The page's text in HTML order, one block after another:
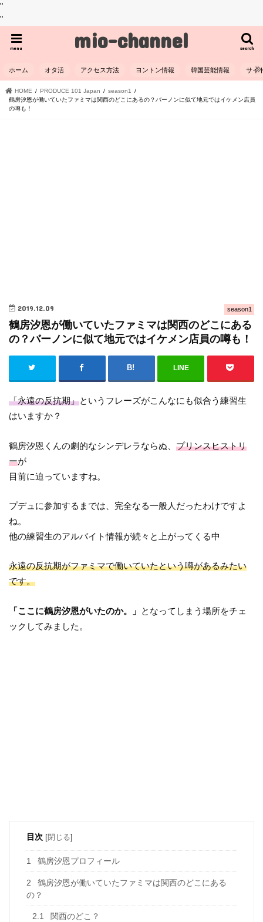
"
"
mio-channel search
menu
ホーム オタ活 アクセス方法 ヨントン情報 韓国芸能情報 サイ
HOME PRODUCE 101 Japan
season1
鶴房汐恩が働いていたファミマは関西のどこにあるの？バーノンに似て地元ではイケメン店員
の噂も！
season1
2019.12.09
鶴房汐恩が働いていたファミマは関西のどこにある
の？バーノンに似て地元ではイケメン店員の噂も！
LINE
「永遠の反抗期」というフレーズがこんなにも似合う練習生
はいますか？
鶴房汐恩くんの劇的なシンデレラならぬ、プリンスヒストリ
ーが
目前に迫っていますね。
プデュに参加するまでは、完全なる一般人だったわけですよ
ね。
他の練習生のアルバイト情報が続々と上がってくる中
永遠の反抗期がファミマで働いていたという噂があるみたい
です。
「ここに鶴房汐恩がいたのか。」 となってしまう場所をチェ
ックしてみました。
目次 [閉じる]
1 鶴房汐恩プロフィール
2
鶴房汐恩が働いていたファミマは関西のどこにある
の？
2.1 関西のどこ？